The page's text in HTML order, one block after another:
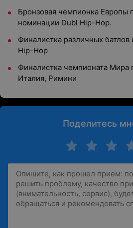
Бронзовая чемпионка Европы
номинации Dubl Hip-Hop.
Финалистка различных батлов
Hip-Hop
Финалистка чемпионата Мира
Италия, Римини
Поделитесь